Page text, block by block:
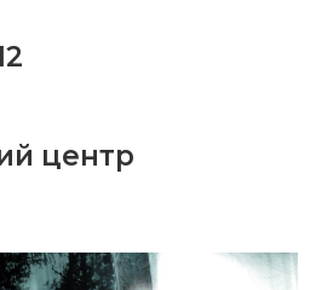
центр